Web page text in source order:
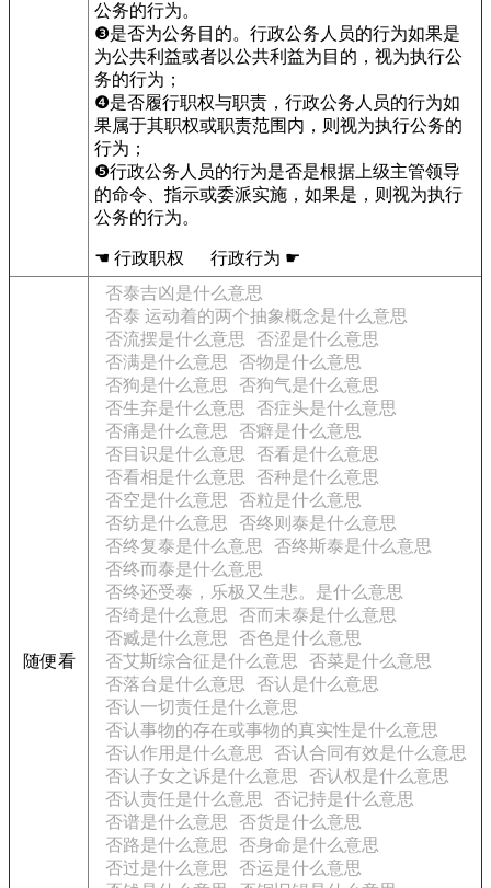
公务的行为。
❸是否为公务目的。行政公务人员的行为如果是
为公共利益或者以公共利益为目的，视为执行公
务的行为；
❹是否履行职权与职责，行政公务人员的行为如
果属于其职权或职责范围内，则视为执行公务的
行为；
❺行政公务人员的行为是否是根据上级主管领导
的命令、指示或委派实施，如果是，则视为执行
公务的行为。
☚ 行政职权 行政行为 ☛
随便看
否泰吉凶是什么意思
否泰 运动着的两个抽象概念是什么意思
否流摆是什么意思
否涩是什么意思
否满是什么意思
否物是什么意思
否狗是什么意思
否狗气是什么意思
否生弃是什么意思
否症头是什么意思
否痛是什么意思
否癖是什么意思
否目识是什么意思
否看是什么意思
否看相是什么意思
否种是什么意思
否空是什么意思
否粒是什么意思
否纺是什么意思
否终则泰是什么意思
否终复泰是什么意思
否终斯泰是什么意思
否终而泰是什么意思
否终还受泰，乐极又生悲。是什么意思
否绮是什么意思
否而未泰是什么意思
否臧是什么意思
否色是什么意思
否艾斯综合征是什么意思
否菜是什么意思
否落台是什么意思
否认是什么意思
否认一切责任是什么意思
否认事物的存在或事物的真实性是什么意思
否认作用是什么意思
否认合同有效是什么意思
否认子女之诉是什么意思
否认权是什么意思
否认责任是什么意思
否记持是什么意思
否谱是什么意思
否货是什么意思
否路是什么意思
否身命是什么意思
否过是什么意思
否运是什么意思